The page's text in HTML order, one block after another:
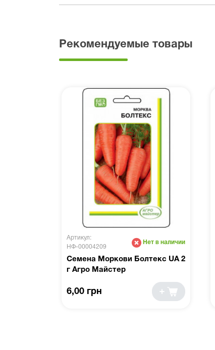
Рекомендуемые товары
Артикул:
НФ-00004209
Нет в наличии
Семена Моркови Болтекс UA 2
г Агро Майстер
6,00 грн